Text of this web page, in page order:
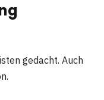
gedacht. Auch